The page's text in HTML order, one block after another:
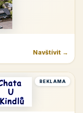
Navštívit →
REKLAMA